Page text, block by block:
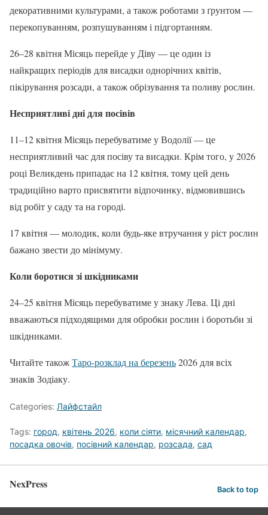
декоративними культурами, а також роботами з ґрунтом —
перекопуванням, розпушуванням і підгортанням.
26–28 квітня Місяць перейде у Діву — це один із
найкращих періодів для висадки однорічних квітів,
пікірування розсади, а також обрізування та поливу рослин.
Несприятливі дні для посівів
11–12 квітня Місяць перебуватиме у Водолії — це
несприятливий час для посіву та висадки. Крім того, у 2026
році Великдень припадає на 12 квітня, тому цей день
традиційно варто присвятити відпочинку, відмовившись
від робіт у саду та на городі.
17 квітня — молодик, коли будь-яке втручання у ріст рослин
бажано звести до мінімуму.
Коли боротися зі шкідниками
24–25 квітня Місяць перебуватиме у знаку Лева. Ці дні
вважаються підходящими для обробки рослин і боротьби зі
шкідниками.
Читайте такожТаро-розклад на березень2026 для всіх
знаків Зодіаку.
Categories: Лайфстайл
Tags: город, квітень 2026, коли сіяти, місячний календар,
посадка овочів, посівний календар, розсада, сад
NexPress Back to top